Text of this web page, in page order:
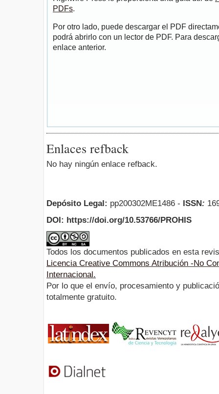
PDFs.
Por otro lado, puede descargar el PDF
podrá abrirlo con un lector de PDF. Para
enlace anterior.
Enlaces refback
No hay ningún enlace refback.
Depósito Legal: pp200302ME1486 - ISSN:
DOI: https://doi.org/10.53766/PROHIS
Todos los documentos publicados en esta
Licencia Creative Commons Atribución -No
Internacional.
Por lo que el envío, procesamiento y
totalmente gratuito.